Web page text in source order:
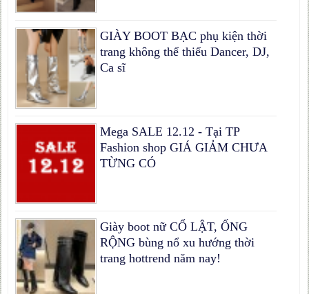
GIÀY BOOT BẠC phụ kiện thời
trang không thể thiếu Dancer, DJ,
Ca sĩ
Mega SALE 12.12 - Tại TP
Fashion shop GIÁ GIẢM CHƯA
TỪNG CÓ
Giày boot nữ CỔ LẬT, ỐNG
RỘNG bùng nổ xu hướng thời
trang hottrend năm nay!